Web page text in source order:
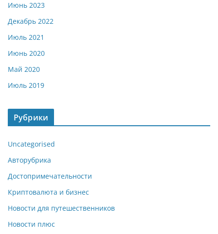
Июнь 2023
Декабрь 2022
Июль 2021
Июнь 2020
Май 2020
Июль 2019
Рубрики
Uncategorised
Авторубрика
Достопримечательности
Криптовалюта и бизнес
Новости для путешественников
Новости плюс